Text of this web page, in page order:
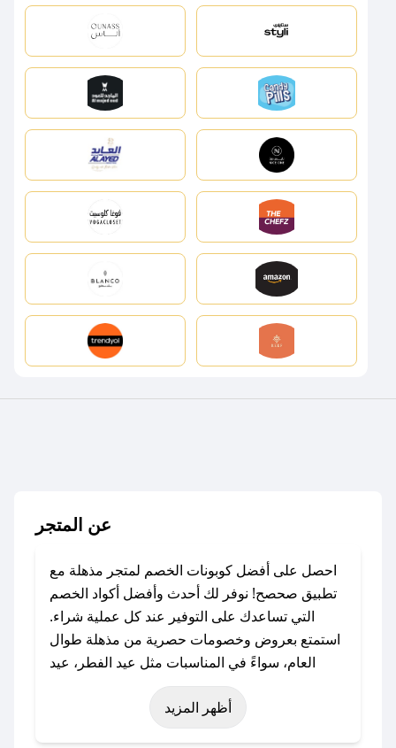
عن المتجر
احصل على أفضل كوبونات الخصم لمتجر مذهلة مع
تطبيق صحصح! نوفر لك أحدث وأفضل أكواد الخصم
التي تساعدك على التوفير عند كل عملية شراء.
استمتع بعروض وخصومات حصرية من مذهلة طوال
العام، سواءً في المناسبات مثل عيد الفطر، عيد
الأضحى، الجمعة البيضاء (شهر نوفمبر)، رمضان،
اليوم الوطني، يوم التأسيس، أو حتى عروض خاصة
أظهر المزيد